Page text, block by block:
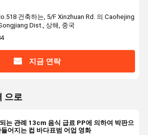
건축하는, 5/F Xinzhuan Rd. 의 Caohejing
Dist., 상해, 중국
지금 연락
으로
는 관례 13cm 음식 급료 PP에 의하여 박판으
들어지는 컵 바다표범 어업 영화